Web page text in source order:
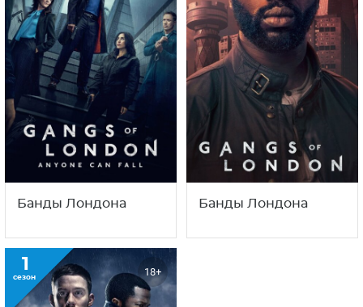
Банды Лондона Банды Лондона
1
сезон 18+